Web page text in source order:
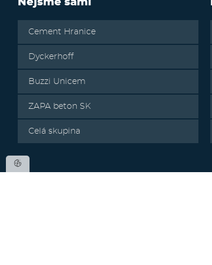
Cement Hranice
Dyckerhoff
Buzzi Unicem
ZAPA beton SK
Celá skupina